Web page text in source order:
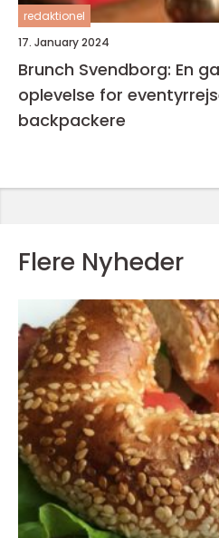
redaktionel
17. January 2024
Brunch Svendborg: En
oplevelse for
backpackere
Flere Nyheder